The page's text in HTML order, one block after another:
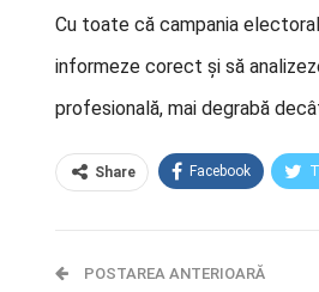
Cu toate că campania
informeze corect și să
profesională, mai degrabă
Share Facebook
POSTAREA ANTERIOARĂ